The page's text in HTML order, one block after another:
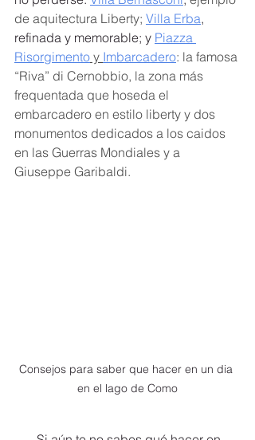
de aquitectura Liberty; Villa Erba,
refinada y memorable; y Piazza
Risorgimento y Imbarcadero: la famosa
“Riva” di Cernobbio, la zona más
frequentada que hoseda el
embarcadero en estilo liberty y dos
monumentos dedicados a los caidos
en las Guerras Mondiales y a
Giuseppe Garibaldi.
Consejos para saber que hacer en un dia
en el lago de Como